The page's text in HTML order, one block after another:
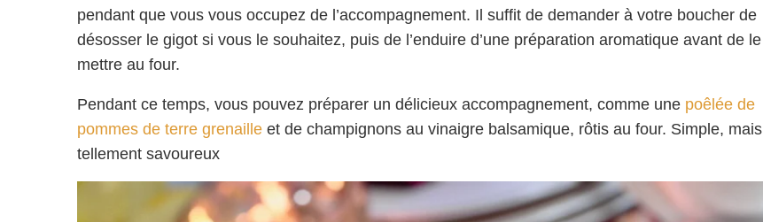
pendant que vous vous occupez de l’accompagnement. Il suffit de demander à votre boucher de
désosser le gigot si vous le souhaitez, puis de l’enduire d’une préparation aromatique avant de le
mettre au four.
Pendant ce temps, vous pouvez préparer un délicieux accompagnement, comme une poêlée de
pommes de terre grenaille et de champignons au vinaigre balsamique, rôtis au four. Simple, mais
tellement savoureux